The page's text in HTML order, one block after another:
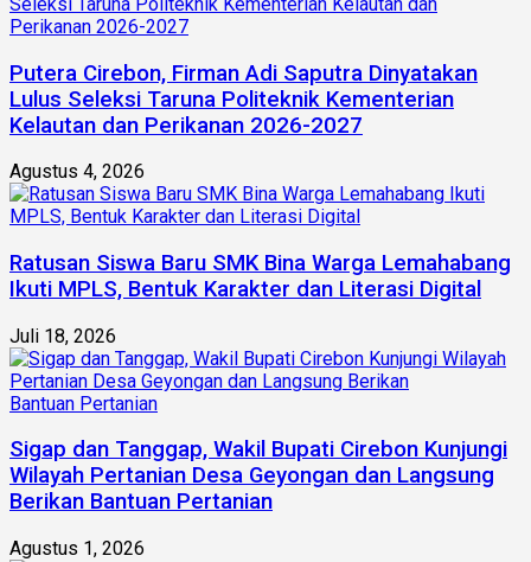
Putera Cirebon, Firman Adi Saputra Dinyatakan
Lulus Seleksi Taruna Politeknik Kementerian
Kelautan dan Perikanan 2026-2027
Agustus 4, 2026
Ratusan Siswa Baru SMK Bina Warga Lemahabang
Ikuti MPLS, Bentuk Karakter dan Literasi Digital
Juli 18, 2026
Sigap dan Tanggap, Wakil Bupati Cirebon Kunjungi
Wilayah Pertanian Desa Geyongan dan Langsung
Berikan Bantuan Pertanian
Agustus 1, 2026